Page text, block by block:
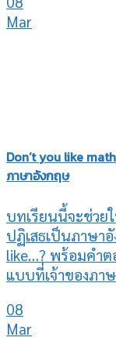
Mar
Don’t you like
ภาษาอังกฤษ
บทเรียนนี้จะช่วย
ปฏิเสธเป็นภาษา
like…? พร้อมคำต
แบบที่เจ้าของภา
08
Mar